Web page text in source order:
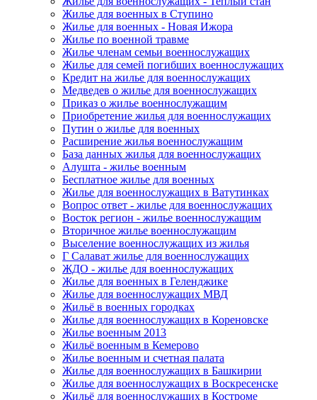
Жилье для военных в Ступино
Жилье для военных - Новая Ижора
Жилье по военной травме
Жилье членам семьи военнослужащих
Жилье для семей погибших военнослужащих
Кредит на жилье для военнослужащих
Медведев о жилье для военнослужащих
Приказ о жилье военнослужащим
Приобретение жилья для военнослужащих
Путин о жилье для военных
Расширение жилья военнослужащим
База данных жилья для военнослужащих
Алушта - жилье военным
Бесплатное жилье для военных
Жилье для военнослужащих в Ватутинках
Вопрос ответ - жилье для военнослужащих
Восток регион - жилье военнослужащим
Вторичное жилье военнослужащим
Выселение военнослужащих из жилья
Г Салават жилье для военнослужащих
ЖДО - жилье для военнослужащих
Жилье для военных в Геленджике
Жилье для военнослужащих МВД
Жильё в военных городках
Жилье для военнослужащих в Кореновске
Жилье военным 2013
Жильё военным в Кемерово
Жилье военным и счетная палата
Жилье для военнослужащих в Башкирии
Жилье для военнослужащих в Воскресенске
Жильё для военнослужащих в Костроме